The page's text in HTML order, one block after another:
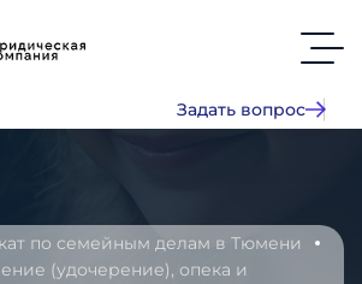
Задать вопрос
по семейным делам в Тюмени
(удочерение), опека и